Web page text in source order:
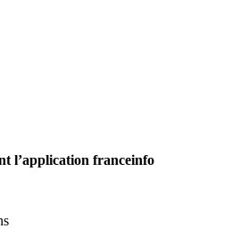
l’application franceinfo